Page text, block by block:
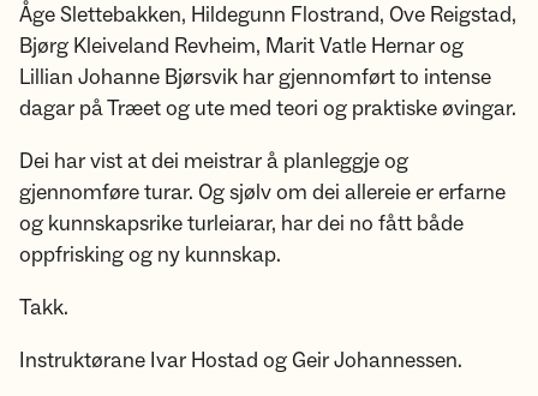
Åge Slettebakken, Hildegunn Flostrand, Ove Reigstad,
Bjørg Kleiveland Revheim, Marit Vatle Hernar og
Lillian Johanne Bjørsvik har gjennomført to intense
dagar på Træet og ute med teori og praktiske øvingar.
Dei har vist at dei meistrar å planleggje og
gjennomføre turar. Og sjølv om dei allereie er erfarne
og kunnskapsrike turleiarar, har dei no fått både
oppfrisking og ny kunnskap.
Takk.
Instruktørane Ivar Hostad og Geir Johannessen.